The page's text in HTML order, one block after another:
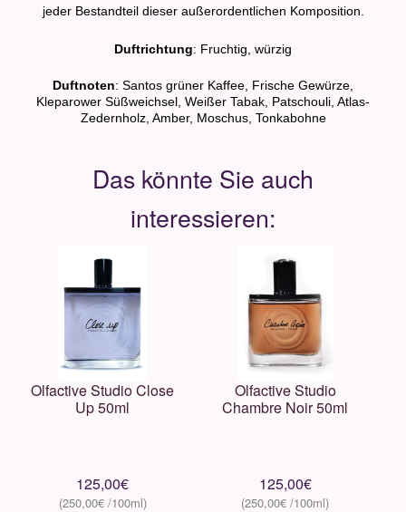
jeder Bestandteil dieser außerordentlichen Komposition.
Duftrichtung: Fruchtig, würzig
Duftnoten: Santos grüner Kaffee, Frische Gewürze,
Kleparower Süßweichsel, Weißer Tabak, Patschouli, Atlas-
Zedernholz, Amber, Moschus, Tonkabohne
Olfactive Studio Close
Up 50ml
125,00€
250,00€
Olfactive Studio
Chambre Noir 50ml
125,00€
250,00€